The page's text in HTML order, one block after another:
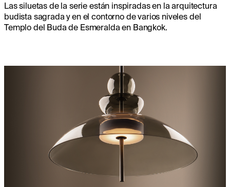
Las siluetas de la serie están inspiradas en la arquitectura
budista sagrada y en el contorno de varios niveles del
Templo del Buda de Esmeralda en Bangkok.